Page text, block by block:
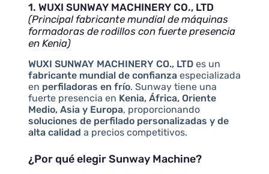
1. WUXI SUNWAY MACHINERY CO., LTD
(Principal fabricante mundial de máquinas
formadoras de rodillos con fuerte presencia
en Kenia)
WUXI SUNWAY MACHINERY CO., LTDes un
fabricante mundial de confianzaespecializada
en perfiladoras en frío. Sunway tiene una
fuerte presencia en Kenia, África, Oriente
Medio, Asia y Europa, proporcionando
soluciones de perfilado personalizadas y de
alta calidad a precios competitivos.
¿Por qué elegir Sunway Machine?